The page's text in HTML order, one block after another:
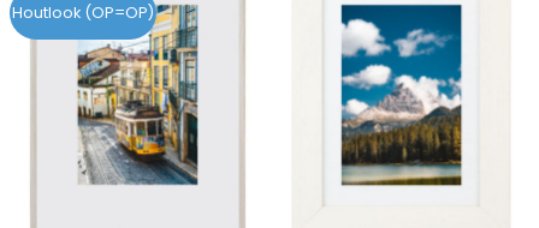
Houtlook (OP=OP)
Toevoegen
aan
wenslijst
Toevoegen
wenslijst